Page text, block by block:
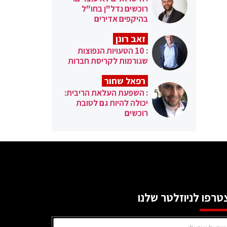
רוכשים נדל"ן בחו"ל
בהיקפים אדירים
זאב רונן
: 10 הטעויות הנפוצות
שגורמות לקריסת חברות
רפאל שחור
: השפעת העלאת הריבית:
יכולה להיות גם לטובת
רוכשים
לניוזלטר שלנו